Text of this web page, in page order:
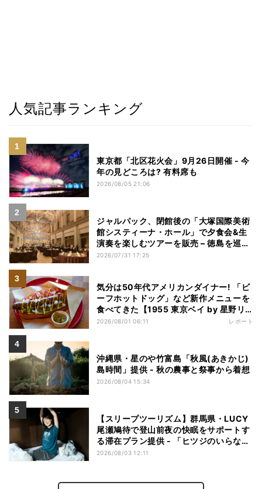
人気記事ランキング
東京都「北区花火会」9月26日開催 - 今
年の見どころは? 有料席も
2026/08/05 21:06
ジャルパック、閉館後の「大塚国際美術
館システィーナ・ホール」で夕食会&生
演奏を楽しむツアーを販売 – 徳島を巡る
5つのコース
2026/07/31 17:25
気分は50年代アメリカンダイナー! 「ビ
ーフホットドッグ」など新作メニューを
食べてきた【1955 東京ベイ by 星野リ
ゾート宿泊レポ】
2026/08/01 06:11 レポート
沖縄県・星のや竹富島「秋風(あきかじ)
島時間」提供 - 秋の農事と祭事から着想
2026/08/04 15:34
【スリープツーリズム】群馬県・LUCY
尾瀬鳩待で登山前夜の快眠をサポートす
る滞在プラン提供 - 「ヒツジのいらない
枕」とコラボ
2026/08/03 12:11